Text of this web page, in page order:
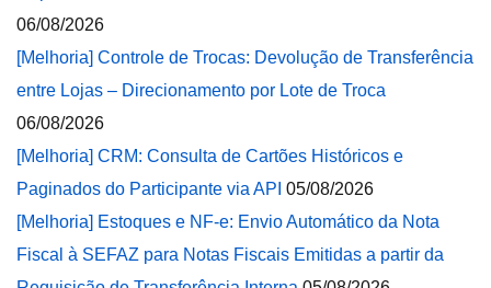
06/08/2026
[Melhoria] Controle de Trocas: Devolução de Transferência
entre Lojas – Direcionamento por Lote de Troca
06/08/2026
[Melhoria] CRM: Consulta de Cartões Históricos e
Paginados do Participante via API 05/08/2026
[Melhoria] Estoques e NF-e: Envio Automático da Nota
Fiscal à SEFAZ para Notas Fiscais Emitidas a partir da